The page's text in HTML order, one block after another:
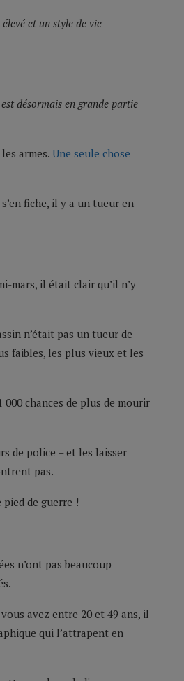
et un style de vie
désormais en grande partie
armes. Une seule chose
fiche, il y a un tueur en
mars, il était clair qu’il n’y
n’était pas un tueur de
faibles, les plus vieux et les
000 chances de plus de mourir
de police – et les laisser
pas.
pied de guerre !
n’ont pas beaucoup
avez entre 20 et 49 ans, il
qui l’attrapent en